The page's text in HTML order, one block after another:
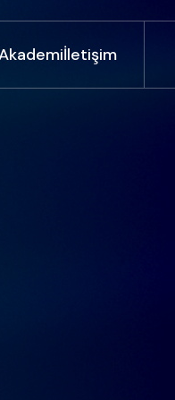
Akademi İletişim